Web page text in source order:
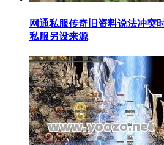
网通私服传奇旧资料说法冲突
私服另设来源